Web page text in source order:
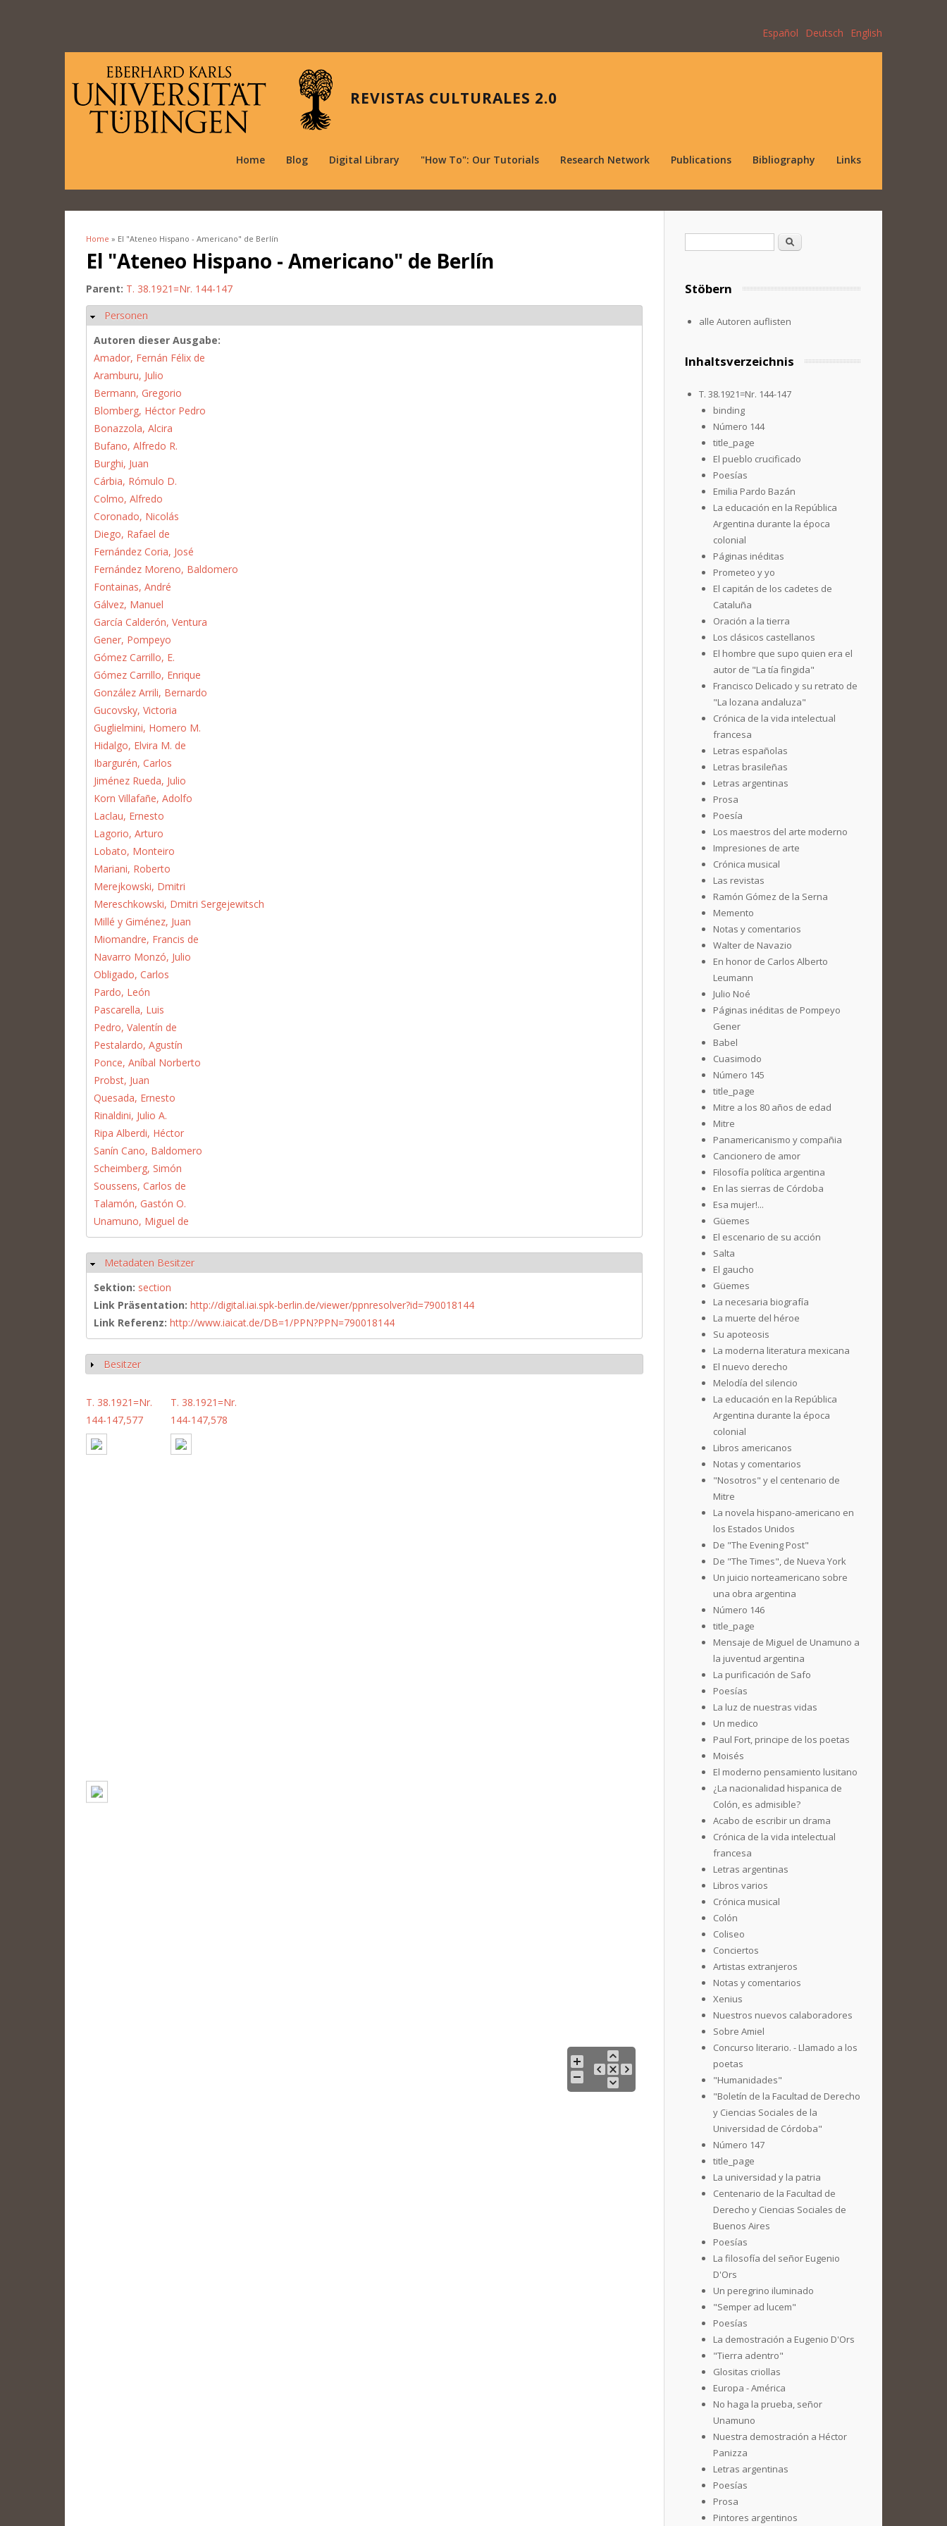
Español Deutsch English
REVISTAS CULTURALES 2.0
Home Blog Digital Library "How To": Our Tutorials Research Network Publications Bibliography Links
You are here
Home » El "Ateneo Hispano - Americano" de Berlín
El "Ateneo Hispano - Americano" de Berlín
Parent: T. 38.1921=Nr. 144-147
Hide
Personen
Autoren dieser Ausgabe:
Amador, Fernán Félix de
Aramburu, Julio
Bermann, Gregorio
Blomberg, Héctor Pedro
Bonazzola, Alcira
Bufano, Alfredo R.
Burghi, Juan
Cárbia, Rómulo D.
Colmo, Alfredo
Coronado, Nicolás
Diego, Rafael de
Fernández Coria, José
Fernández Moreno, Baldomero
Fontainas, André
Gálvez, Manuel
García Calderón, Ventura
Gener, Pompeyo
Gómez Carrillo, E.
Gómez Carrillo, Enrique
González Arrili, Bernardo
Gucovsky, Victoria
Guglielmini, Homero M.
Hidalgo, Elvira M. de
Ibargurén, Carlos
Jiménez Rueda, Julio
Korn Villafañe, Adolfo
Laclau, Ernesto
Lagorio, Arturo
Lobato, Monteiro
Mariani, Roberto
Merejkowski, Dmitri
Mereschkowski, Dmitri Sergejewitsch
Millé y Giménez, Juan
Miomandre, Francis de
Navarro Monzó, Julio
Obligado, Carlos
Pardo, León
Pascarella, Luis
Pedro, Valentín de
Pestalardo, Agustín
Ponce, Aníbal Norberto
Probst, Juan
Quesada, Ernesto
Rinaldini, Julio A.
Ripa Alberdi, Héctor
Sanín Cano, Baldomero
Scheimberg, Simón
Soussens, Carlos de
Talamón, Gastón O.
Unamuno, Miguel de
Hide
Metadaten Besitzer
Sektion: section
Link Präsentation: http://digital.iai.spk-berlin.de/viewer/ppnresolver?id=790018144
Link Referenz: http://www.iaicat.de/DB=1/PPN?PPN=790018144
Show
Besitzer
T. 38.1921=Nr.
144-147,577
T. 38.1921=Nr.
144-147,578
Search
Stöbern
alle Autoren auflisten
Inhaltsverzeichnis
T. 38.1921=Nr. 144-147
binding
Número 144
title_page
El pueblo crucificado
Poesías
Emilia Pardo Bazán
La educación en la República
Argentina durante la época
colonial
Páginas inéditas
Prometeo y yo
El capitán de los cadetes de
Cataluña
Oración a la tierra
Los clásicos castellanos
El hombre que supo quien era el
autor de "La tía fingida"
Francisco Delicado y su retrato de
"La lozana andaluza"
Crónica de la vida intelectual
francesa
Letras españolas
Letras brasileñas
Letras argentinas
Prosa
Poesía
Los maestros del arte moderno
Impresiones de arte
Crónica musical
Las revistas
Ramón Gómez de la Serna
Memento
Notas y comentarios
Walter de Navazio
En honor de Carlos Alberto
Leumann
Julio Noé
Páginas inéditas de Pompeyo
Gener
Babel
Cuasimodo
Número 145
title_page
Mitre a los 80 años de edad
Mitre
Panamericanismo y compañia
Cancionero de amor
Filosofía política argentina
En las sierras de Córdoba
Esa mujer!...
Güemes
El escenario de su acción
Salta
El gaucho
Güemes
La necesaria biografía
La muerte del héroe
Su apoteosis
La moderna literatura mexicana
El nuevo derecho
Melodía del silencio
La educación en la República
Argentina durante la época
colonial
Libros americanos
Notas y comentarios
"Nosotros" y el centenario de
Mitre
La novela hispano-americano en
los Estados Unidos
De "The Evening Post"
De "The Times", de Nueva York
Un juicio norteamericano sobre
una obra argentina
Número 146
title_page
Mensaje de Miguel de Unamuno a
la juventud argentina
La purificación de Safo
Poesías
La luz de nuestras vidas
Un medico
Paul Fort, principe de los poetas
Moisés
El moderno pensamiento lusitano
¿La nacionalidad hispanica de
Colón, es admisible?
Acabo de escribir un drama
Crónica de la vida intelectual
francesa
Letras argentinas
Libros varios
Crónica musical
Colón
Coliseo
Conciertos
Artistas extranjeros
Notas y comentarios
Xenius
Nuestros nuevos calaboradores
Sobre Amiel
Concurso literario. - Llamado a los
poetas
"Humanidades"
"Boletín de la Facultad de Derecho
y Ciencias Sociales de la
Universidad de Córdoba"
Número 147
title_page
La universidad y la patria
Centenario de la Facultad de
Derecho y Ciencias Sociales de
Buenos Aires
Poesías
La filosofía del señor Eugenio
D'Ors
Un peregrino iluminado
"Semper ad lucem"
Poesías
La demostración a Eugenio D'Ors
"Tierra adentro"
Glositas criollas
Europa - América
No haga la prueba, señor
Unamuno
Nuestra demostración a Héctor
Panizza
Letras argentinas
Poesías
Prosa
Pintores argentinos